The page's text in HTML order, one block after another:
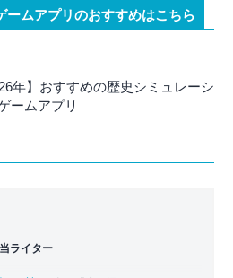
ームアプリのおすすめはこちら
年】おすすめの歴史シミュレーシ
ームアプリ
ライター